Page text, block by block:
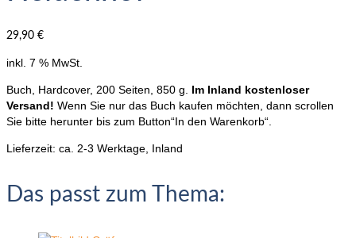
29,90 €
inkl. 7 % MwSt.
Buch, Hardcover, 200 Seiten, 850 g. Im Inland kostenloser
Versand! Wenn Sie nur das Buch kaufen möchten, dann scrollen
Sie bitte herunter bis zum Button“In den Warenkorb“.
Lieferzeit: ca. 2-3 Werktage, Inland
Das passt zum Thema: